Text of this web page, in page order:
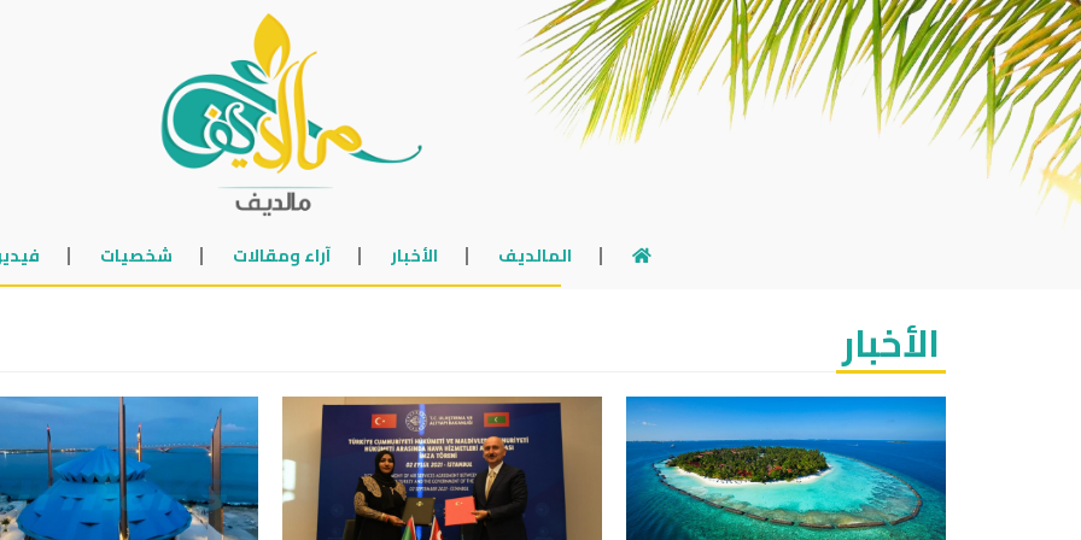
المالديف الأخبار آراء ومقالات شخصيات
الأخبار